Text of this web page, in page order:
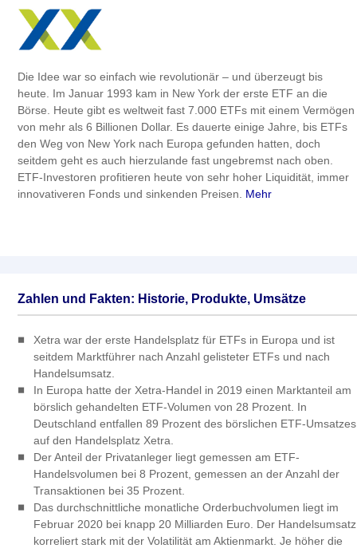
Die Idee war so einfach wie revolutionär – und überzeugt bis
heute. Im Januar 1993 kam in New York der erste ETF an die
Börse. Heute gibt es weltweit fast 7.000 ETFs mit einem Vermögen
von mehr als 6 Billionen Dollar. Es dauerte einige Jahre, bis ETFs
den Weg von New York nach Europa gefunden hatten, doch
seitdem geht es auch hierzulande fast ungebremst nach oben.
ETF-Investoren profitieren heute von sehr hoher Liquidität, immer
innovativeren Fonds und sinkenden Preisen. Mehr
Zahlen und Fakten: Historie, Produkte, Umsätze
Xetra war der erste Handelsplatz für ETFs in Europa und ist
seitdem Marktführer nach An­zahl gelisteter ETFs und nach
Handelsumsatz.
In Europa hatte der Xetra-Handel in 2019 einen Marktanteil am
börslich gehandelten ETF-Volumen von 28 Prozent. In
Deutschland entfallen 89 Prozent des börslichen ETF-Umsatzes
auf den Handelsplatz Xetra.
Der Anteil der Privatanleger liegt gemessen am ETF-
Handelsvolumen bei 8 Prozent, gemessen an der Anzahl der
Transaktionen bei 35 Prozent.
Das durchschnittliche monatliche Orderbuchvolumen liegt im
Februar 2020 bei knapp 20 Milliarden Euro. Der Handelsumsatz
korreliert stark mit der Volatilität am Aktienmarkt. Je höher die